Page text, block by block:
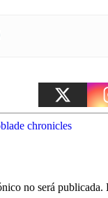
chronicles
no será publicada.